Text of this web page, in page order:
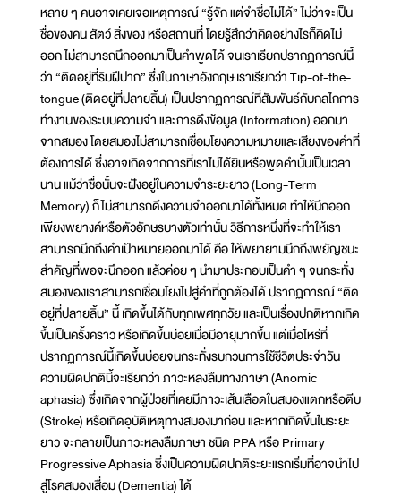
หลาย ๆ คนอาจเคยเจอเหตุการณ์ “รู้จัก แต่จำชื่อไม่ได้” ไม่ว่าจะเป็น
ชื่อของคน สัตว์ สิ่งของ หรือสถานที่ โดยรู้สึกว่าคิดอย่างไรก็คิดไม่
ออก ไม่สามารถนึกออกมาเป็นคำพูดได้ จนเราเรียกปรากฏการณ์นี้
ว่า “ติดอยู่ที่ริมฝีปาก” ซึ่งในภาษาอังกฤษ เราเรียกว่า Tip-of-the-
tongue (ติดอยู่ที่ปลายลิ้น) เป็นปรากฏการณ์ที่สัมพันธ์กับกลไกการ
ทำงานของระบบความจำ และการดึงข้อมูล (Information) ออกมา
จากสมอง โดยสมองไม่สามารถเชื่อมโยงความหมายและเสียงของคำที่
ต้องการได้ ซึ่งอาจเกิดจากการที่เราไม่ได้ยินหรือพูดคำนั้นเป็นเวลา
นาน แม้ว่าชื่อนั้นจะฝังอยู่ในความจำระยะยาว (Long-Term
Memory) ก็ไม่สามารถดึงความจำออกมาได้ทั้งหมด ทำให้นึกออก
เพียงพยางค์หรือตัวอักษรบางตัวเท่านั้น วิธีการหนึ่งที่จะทำให้เรา
สามารถนึกถึงคำเป้าหมายออกมาได้ คือ ให้พยายามนึกถึงพยัญชนะ
สำคัญที่พอจะนึกออก แล้วค่อย ๆ นำมาประกอบเป็นคำ ๆ จนกระทั่ง
สมองของเราสามารถเชื่อมโยงไปสู่คำที่ถูกต้องได้ ปรากฏการณ์ “ติด
อยู่ที่ปลายลิ้น” นี้ เกิดขึ้นได้กับทุกเพศทุกวัย และเป็นเรื่องปกติหากเกิด
ขึ้นเป็นครั้งคราว หรือเกิดขึ้นบ่อยเมื่อมีอายุมากขึ้น แต่เมื่อไหร่ที่
ปรากฏการณ์นี้เกิดขึ้นบ่อยจนกระทั่งรบกวนการใช้ชีวิตประจำวัน
ความผิดปกตินี้จะเรียกว่า ภาวะหลงลืมทางภาษา (Anomic
aphasia) ซึ่งเกิดจากผู้ป่วยที่เคยมีภาวะเส้นเลือดในสมองแตกหรือตีบ
(Stroke) หรือเกิดอุบัติเหตุทางสมองมาก่อน และหากเกิดขึ้นในระยะ
ยาว จะกลายเป็นภาวะหลงลืมภาษา ชนิด PPA หรือ Primary
Progressive Aphasia ซึ่งเป็นความผิดปกติระยะแรกเริ่มที่อาจนำไป
สู่โรคสมองเสื่อม (Dementia) ได้